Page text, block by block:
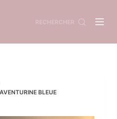
RECHERCHER
BLEUE